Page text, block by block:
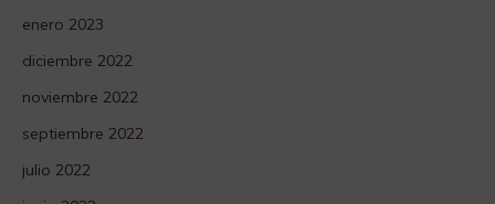
enero 2023
diciembre 2022
noviembre 2022
septiembre 2022
julio 2022